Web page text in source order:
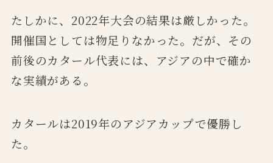
たしかに、2022年大会の結果は厳しかった。
開催国としては物足りなかった。だが、その
前後のカタール代表には、アジアの中で確か
な実績がある。
カタールは2019年のアジアカップで優勝し
た。